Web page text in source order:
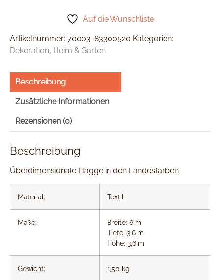
Auf die Wunschliste
Artikelnummer: 70003-83300520 Kategorien:
Dekoration, Heim & Garten
Beschreibung
Zusätzliche Informationen
Rezensionen (0)
Beschreibung
Überdimensionale Flagge in den Landesfarben
Material: Textil
Maße:
Breite: 6 m
Tiefe: 3,6 m
Höhe: 3,6 m
Gewicht: 1,50 kg